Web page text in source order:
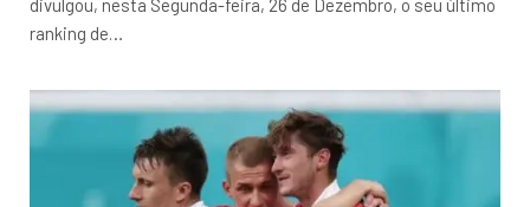
divulgou, nesta Segunda-feira, 26 de Dezembro, o seu último
ranking de…